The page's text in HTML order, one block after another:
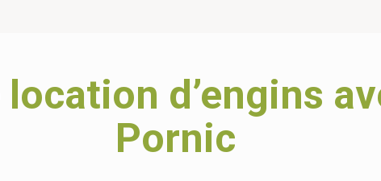
d’engins
Pornic